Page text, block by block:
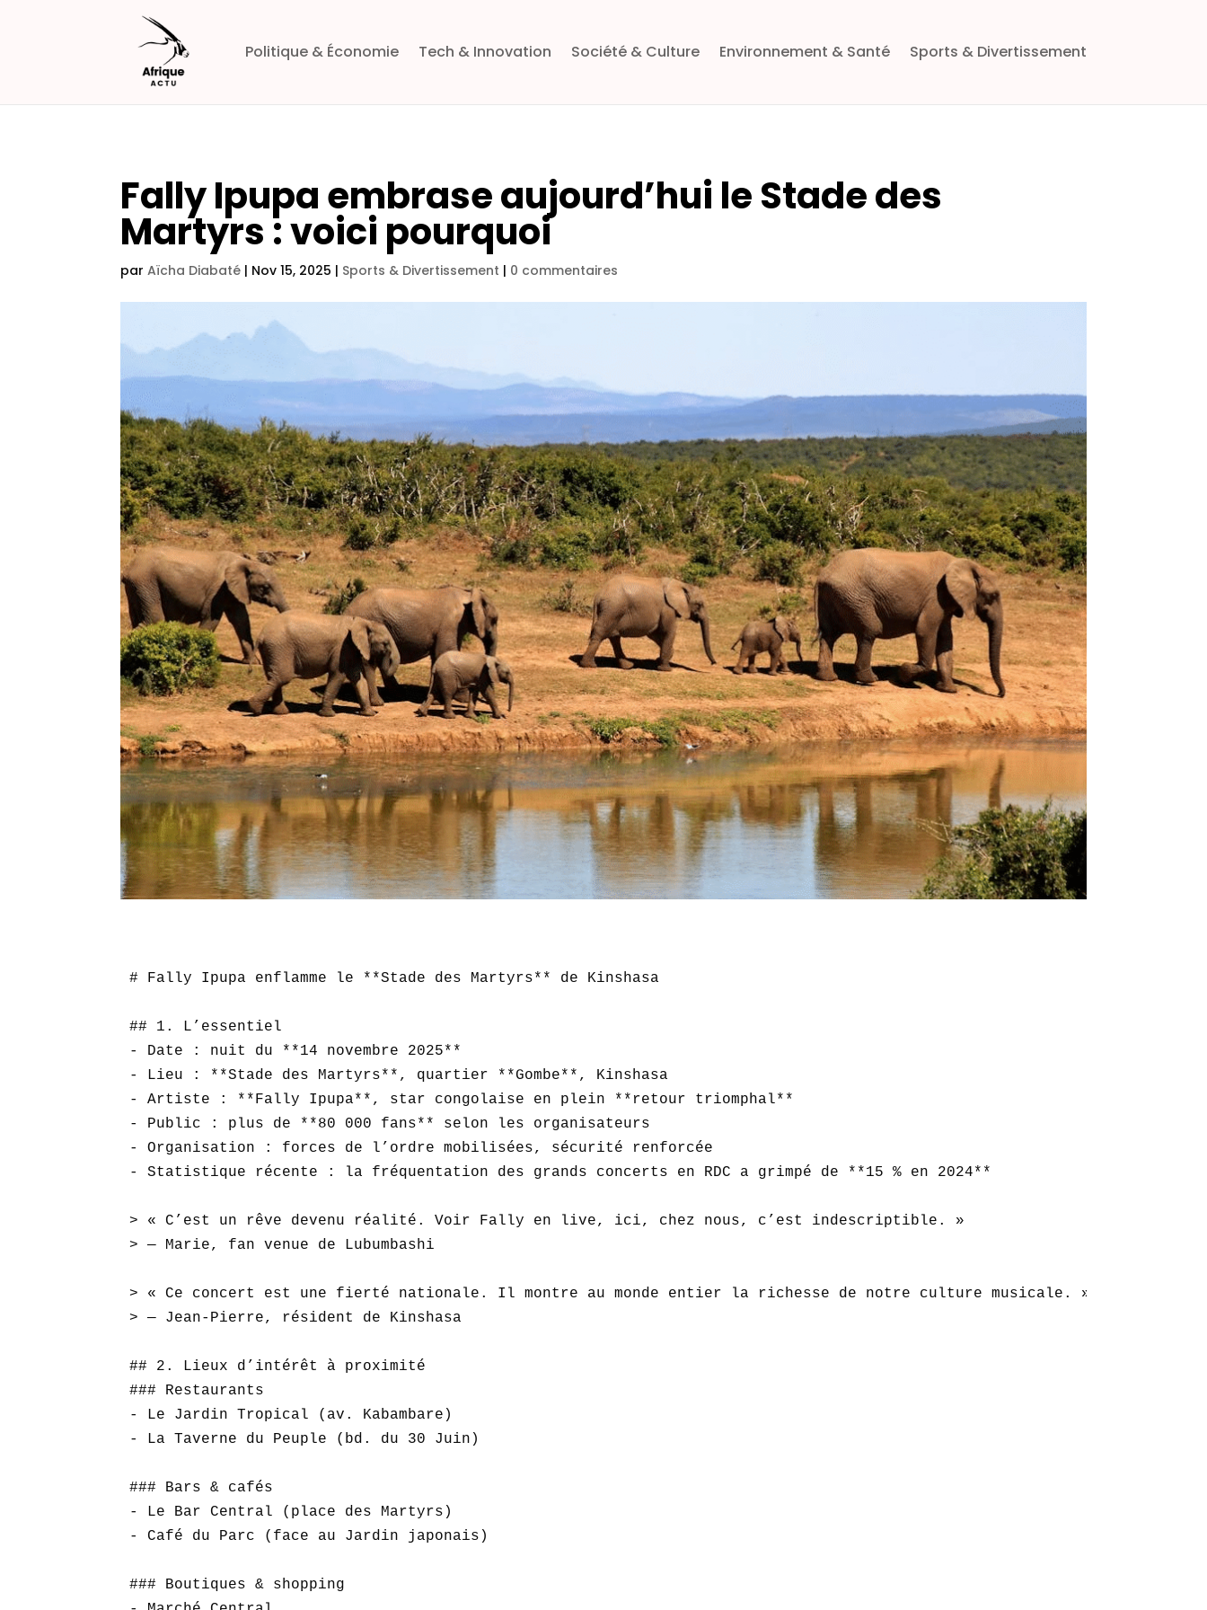
Politique & Économie Tech & Innovation Société & Culture Environnement & Santé Sports & Divertissement
Fally Ipupa embrase aujourd’hui le Stade des
Martyrs : voici pourquoi
parAïcha Diabaté | Nov 15, 2025 | Sports & Divertissement | 0 commentaires
# Fally Ipupa enflamme le **Stade des Martyrs** de Kinshasa
## 1. L’essentiel
- Date : nuit du **14 novembre 2025**
- Lieu : **Stade des Martyrs**, quartier **Gombe**, Kinshasa
- Artiste : **Fally Ipupa**, star congolaise en plein **retour triomphal**
- Public : plus de **80 000 fans** selon les organisateurs
- Organisation : forces de l’ordre mobilisées, sécurité renforcée
- Statistique récente : la fréquentation des grands concerts en RDC a grimpé de **15 % en 2024**
> « C’est un rêve devenu réalité. Voir Fally en live, ici, chez nous, c’est indescriptible. »
> — Marie, fan venue de Lubumbashi
> « Ce concert est une fierté nationale. Il montre au monde entier la richesse de notre culture musicale. »
> — Jean-Pierre, résident de Kinshasa
## 2. Lieux d’intérêt à proximité
### Restaurants
- Le Jardin Tropical (av. Kabambare)
- La Taverne du Peuple (bd. du 30 Juin)
### Bars & cafés
- Le Bar Central (place des Martyrs)
- Café du Parc (face au Jardin japonais)
### Boutiques & shopping